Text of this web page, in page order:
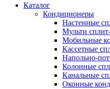
Каталог
Кондиционеры
Настенные
Мульти
Мобильные
Кассетные
Напольно-
Колонные
Канальные
Оконные